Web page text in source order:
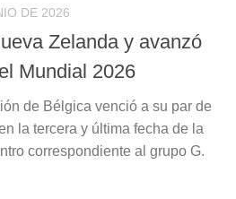
DE 2026
Zelanda y avanzó
Mundial 2026
de Bélgica venció a su par de
la tercera y última fecha de la
correspondiente al grupo G.